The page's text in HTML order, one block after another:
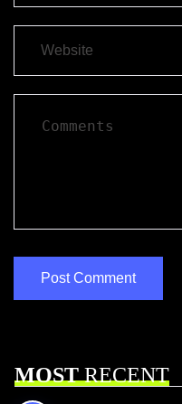
MOSTRECENT